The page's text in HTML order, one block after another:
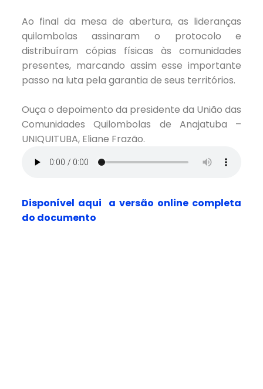
Ao final da mesa de abertura, as lideranças
quilombolas assinaram o protocolo e
distribuíram cópias físicas às comunidades
presentes, marcando assim esse importante
passo na luta pela garantia de seus territórios.
Ouça o depoimento da presidente da União das
Comunidades Quilombolas de Anajatuba –
UNIQUITUBA, Eliane Frazão.
Disponível aqui a versão online completa
do documento